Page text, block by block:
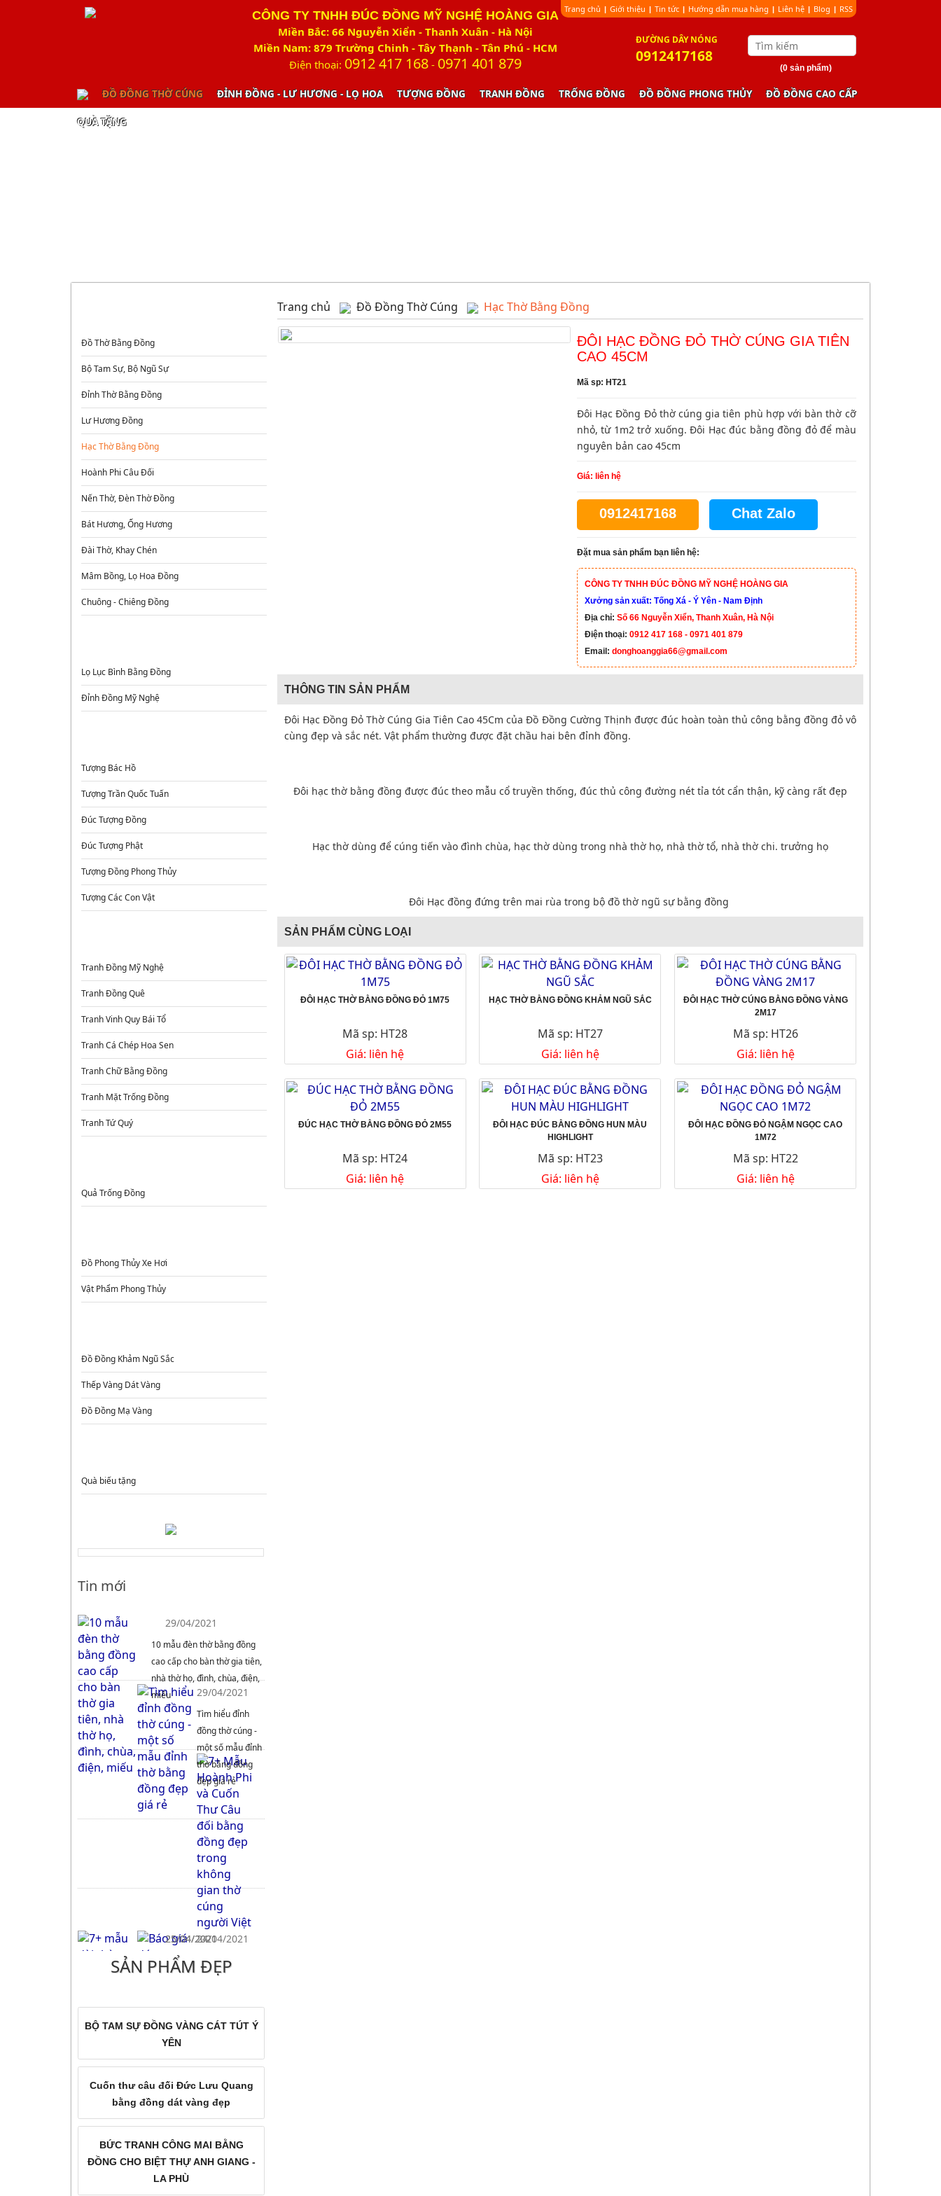
CÔNG TY TNHH ĐÚC ĐỒNG MỸ NGHỆ HOÀNG GIA
Miền Bắc: 66 Nguyễn Xiển - Thanh Xuân - Hà Nội
Miền Nam: 879 Trường Chinh - Tây Thạnh - Tân Phú - HCM
Điện thoại: 0912 417 168- 0971 401 879
ÐƯỜNG DÂY NÓNG
0912417168
Trang chủ | Giới thiệu | Tin tức | Hướng dẫn mua hàng | Liên hệ | Blog | RSS
(0 sản phẩm)
ĐỒ ĐỒNG THỜ CÚNG ĐỈNH ĐỒNG - LƯ HƯƠNG - LỌ HOA TƯỢNG ĐỒNG TRANH ĐỒNG TRỐNG ĐỒNG ĐỒ ĐỒNG PHONG THỦY ĐỒ ĐỒNG CAO CẤP
QUÀ TẶNG
Đồ Thờ Bằng Đồng
Bộ Tam Sự, Bộ Ngũ Sự
Đỉnh Thờ Bằng Đồng
Lư Hương Đồng
Hạc Thờ Bằng Đồng
Hoành Phi Câu Đối
Nến Thờ, Đèn Thờ Đồng
Bát Hương, Ống Hương
Đài Thờ, Khay Chén
Mâm Bồng, Lọ Hoa Đồng
Chuông - Chiêng Đồng
Lọ Lục Bình Bằng Đồng
Đỉnh Đồng Mỹ Nghệ
Tượng Bác Hồ
Tượng Trần Quốc Tuấn
Đúc Tượng Đồng
Đúc Tượng Phật
Tượng Đồng Phong Thủy
Tượng Các Con Vật
Tranh Đồng Mỹ Nghệ
Tranh Đồng Quê
Tranh Vinh Quy Bái Tổ
Tranh Cá Chép Hoa Sen
Tranh Chữ Bằng Đồng
Tranh Mặt Trống Đồng
Tranh Tứ Quý
Quả Trống Đồng
Đồ Phong Thủy Xe Hơi
Vật Phẩm Phong Thủy
Đồ Đồng Khảm Ngũ Sắc
Thếp Vàng Dát Vàng
Đồ Đồng Mạ Vàng
Quà biếu tặng
Tin mới
29/04/2021
10 mẫu đèn thờ bằng đồng
cao cấp cho bàn thờ gia tiên,
nhà thờ họ, đình, chùa, điện,
miếu
29/04/2021
Tìm hiểu đỉnh
đồng thờ cúng -
một số mẫu đỉnh
thờ bằng đồng
đẹp giá rẻ
25/04/2021
7+ Mẫu Hoành Phi và Cuốn
Thư Câu đối bằng đồng đẹp
người Việt
25/04/2021
7+ mẫu đài thờ bằng đồng
đẹp giá rẻ cho bàn thờ gia
24/04/2021
Báo giá đúc
chuông đồng,
uy tín chất lượng
21/04/2021
Tổng hợp mẫu chân nến
đồng thờ cúng đẹp giá rẻ
SẢN PHẨM ĐẸP
BỘ TAM SỰ ĐỒNG VÀNG CÁT TÚT Ý
YÊN
Cuốn thư câu đối Đức Lưu Quang
bằng đồng dát vàng đẹp
BỨC TRANH CÔNG MAI BẰNG
ĐỒNG CHO BIỆT THỰ ANH GIANG -
LA PHÙ
Trang chủ Đồ Đồng Thờ Cúng Hạc Thờ Bằng Đồng
ĐÔI HẠC ĐỒNG ĐỎ THỜ CÚNG GIA TIÊN
CAO 45CM
Mã sp: HT21
Đôi Hạc Đồng Đỏ thờ cúng gia tiên phù hợp với bàn thờ cỡ
nhỏ, từ 1m2 trở xuống. Đôi Hạc đúc bằng đồng đỏ để màu
nguyên bản cao 45cm
Giá: liên hệ
0912417168 Chat Zalo
Đặt mua sản phẩm bạn liên hệ:
CÔNG TY TNHH ĐÚC ĐỒNG MỸ NGHỆ HOÀNG GIA
Xưởng sản xuất: Tống Xá - Ý Yên - Nam Định
Địa chỉ: Số 66 Nguyễn Xiển, Thanh Xuân, Hà Nội
Điện thoại: 0912 417 168 - 0971 401 879
Email: donghoanggia66@gmail.com
THÔNG TIN SẢN PHẨM
Đôi Hạc Đồng Đỏ Thờ Cúng Gia Tiên Cao 45Cm của Đồ Đồng Cường Thịnh được đúc hoàn toàn thủ công bằng đồng đỏ vô
cùng đẹp và sắc nét. Vật phẩm thường được đặt chầu hai bên đỉnh đồng.
Đôi hạc thờ bằng đồng được đúc theo mẫu cổ truyền thống, đúc thủ công đường nét tỉa tót cẩn thận, kỹ càng rất đẹp
Hạc thờ dùng để cúng tiến vào đình chùa, hạc thờ dùng trong nhà thờ họ, nhà thờ tổ, nhà thờ chi. trưởng họ
Đôi Hạc đồng đứng trên mai rùa trong bộ đồ thờ ngũ sự bằng đồng
SẢN PHẨM CÙNG LOẠI
ĐÔI HẠC THỜ BẰNG ĐỒNG ĐỎ 1M75
Mã sp: HT28
Giá: liên hệ
HẠC THỜ BẰNG ĐỒNG KHẢM NGŨ SẮC
Mã sp: HT27
Giá: liên hệ
ĐÔI HẠC THỜ CÚNG BẰNG ĐỒNG VÀNG
2M17
Mã sp: HT26
Giá: liên hệ
ĐÚC HẠC THỜ BẰNG ĐỒNG ĐỎ 2M55
Mã sp: HT24
Giá: liên hệ
ĐÔI HẠC ĐÚC BẰNG ĐỒNG HUN MÀU
HIGHLIGHT
Mã sp: HT23
Giá: liên hệ
ĐÔI HẠC ĐỒNG ĐỎ NGẬM NGỌC CAO
1M72
Mã sp: HT22
Giá: liên hệ